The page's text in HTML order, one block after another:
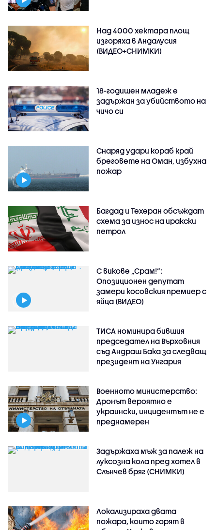
Над 4000 хектара площ
изгоряха в Андалусия
(ВИДЕО+СНИМКИ)
18-годишен младеж е
задържан за убийството на
чичо си
Снаряд удари кораб край
бреговете на Оман, избухна
пожар
Багдад и Техеран обсъждат
схема за износ на иракски
петрол
С викове „Срам!“:
Опозиционен депутат
замери косовския премиер с
яйца (ВИДЕО)
ТИСА номинира бившия
председател на Върховния
съд Андраш Бака за следващ
президент на Унгария
Военното министерство:
Дронът вероятно е
украински, инцидентът не е
преднамерен
Задържаха мъж за палеж на
луксозна кола пред хотел в
Слънчев бряг (СНИМКИ)
Локализираха двата
пожара, които горят в